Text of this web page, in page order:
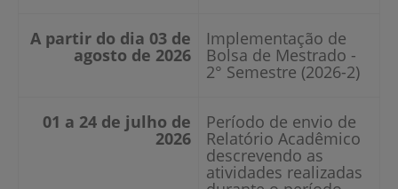
A partir do dia 03 de
agosto de 2026
Implementação de
Bolsa de Mestrado -
2° Semestre (2026-2)
01 a 24 de julho de
2026
Período de envio de
Relatório Acadêmico
descrevendo as
atividades realizadas